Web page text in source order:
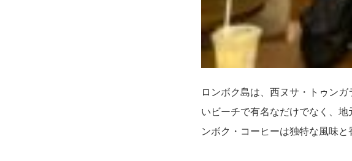
ロンボク島は、西ヌサ・トゥン
いビーチで有名なだけでなく、
ンボク・コーヒーは独特な風味